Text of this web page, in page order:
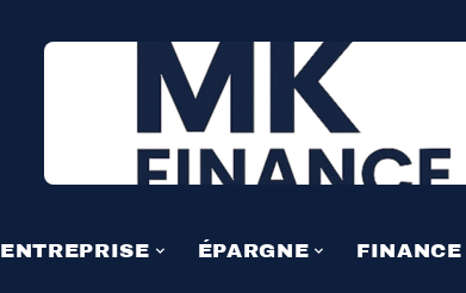
ENTREPRISE ÉPARGNE FINANCE